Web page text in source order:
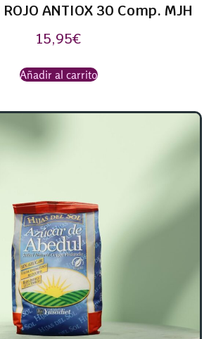
ROJO ANTIOX 30 Comp. MJH
15,95€
Añadir al carrito